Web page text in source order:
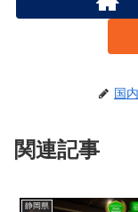
国
関連記事
静岡県